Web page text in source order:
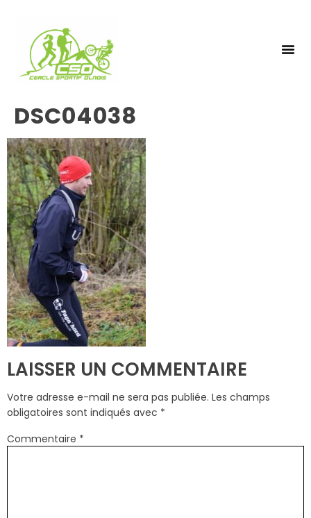
DSC04038
LAISSER UN COMMENTAIRE
Votre adresse e-mail ne sera pas publiée. Les champs
obligatoires sont indiqués avec *
Commentaire *